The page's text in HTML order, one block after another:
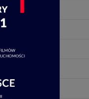
GAZ